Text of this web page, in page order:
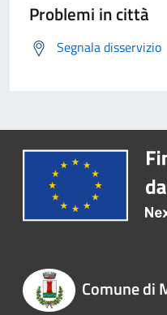
Problemi in città
Segnala disservizio
Comune di